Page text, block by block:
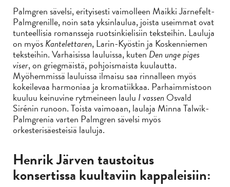
Palmgren sävelsi, erityisesti vaimolleen Maikki Järnefelt-
Palmgrenille, noin sata yksinlaulua, joista useimmat ovat
tunteellisia romansseja ruotsinkielisiin teksteihin. Lauluja
on myösKantelettaren, Larin-Kyöstin ja Koskenniemen
teksteihin. Varhaisissa lauluissa, kuten Den unge piges
viser, on griegmäistä, pohjoismaista kuulautta.
Myöhemmissä lauluissa ilmaisu saa rinnalleen myös
kokeilevaa harmoniaa ja kromatiikkaa. Parhaimmistoon
kuuluu keinuvine rytmeineen laulu I vassen Osvald
Sirénin runoon. Toista vaimoaan, laulaja Minna Talwik-
Palmgrenia varten Palmgren sävelsi myös
orkesterisäesteisiä lauluja.
Henrik Järven taustoitus
konsertissa kuultaviin kappaleisiin: